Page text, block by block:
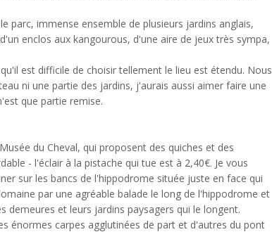
parc, immense ensemble de plusieurs jardins anglais,
enclos aux kangourous, d'une aire de jeux très sympa,
est difficile de choisir tellement le lieu est étendu. Nous
ni une partie des jardins, j'aurais aussi aimer faire une
que partie remise.
du Cheval, qui proposent des quiches et des
- l'éclair à la pistache qui tue est à 2,40€. Je vous
sur les bancs de l'hippodrome située juste en face qui
par une agréable balade le long de l'hippodrome et
demeures et leurs jardins paysagers qui le longent.
énormes carpes agglutinées de part et d'autres du pont